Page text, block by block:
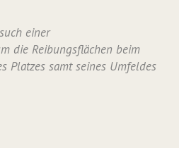
einer
die Reibungsflächen beim
Platzes samt seines Umfeldes